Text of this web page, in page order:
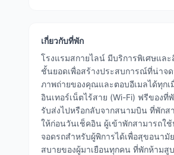
เกี่ยวกับที่พัก
โรงแรมสกายไลน์ มีบริการพิเศษแล
ชั้นยอดเพื่อสร้างประสบการณ์ที่น่าจ
ภาพถ่ายของคุณและตอบอีเมลได้ทุกเ
อินเทอร์เน็ตไร้สาย (Wi-Fi) ฟรีของที่
รับส่งไปหรือกลับจากสนามบิน ที่พักส
ให้ก่อนวันเช็คอิน ผู้เข้าพักสามารถใ
จอดรถสำหรับผู้พิการได้เพื่อสุขอนามั
สบายของผู้มาเยือนทุกคน ที่พักห้ามสู